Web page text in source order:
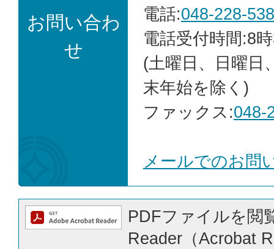
お問い合わ
せ
電話:048-228-
電話受付時間:8
(土曜日、日曜日
末年始を除く)
ファックス:048-
メールでのお問
PDFファイルを閲
Reader（Acrobat